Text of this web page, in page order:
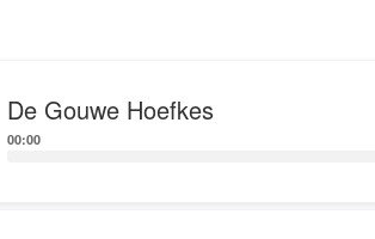
De Gouwe Hoefkes
00:00